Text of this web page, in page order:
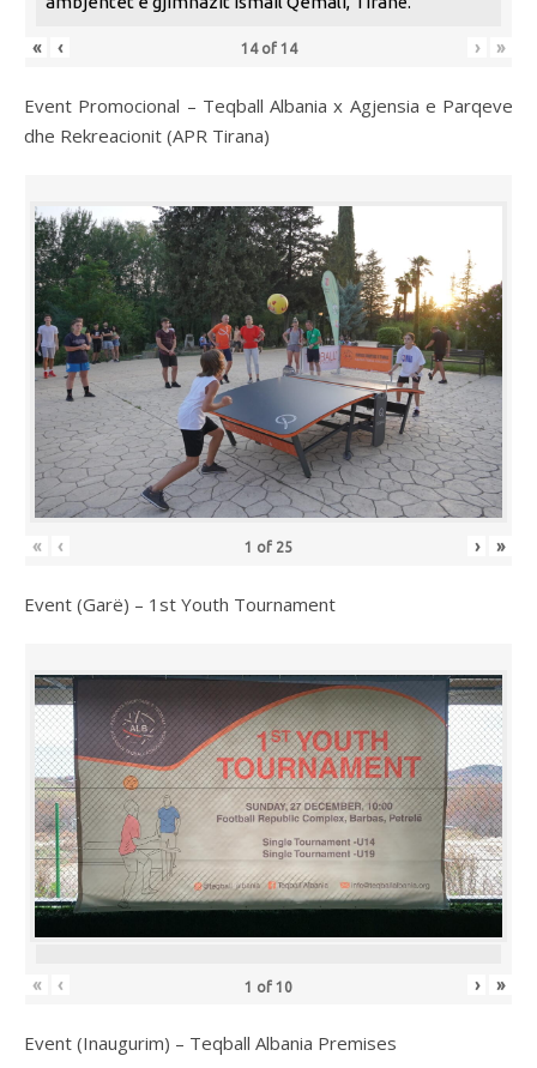
« ‹ 14of 14 › »
Event Promocional – Teqball Albania x Agjensia e Parqeve
dhe Rekreacionit (APR Tirana)
« ‹ 1 of 25 › »
Event (Garë) – 1st Youth Tournament
« ‹ 1 of 10 › »
Event (Inaugurim) – Teqball Albania Premises